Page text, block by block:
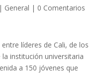
| General | 0 Comentarios
líderes de Cali, de los
institución universitaria
a 150 jóvenes que